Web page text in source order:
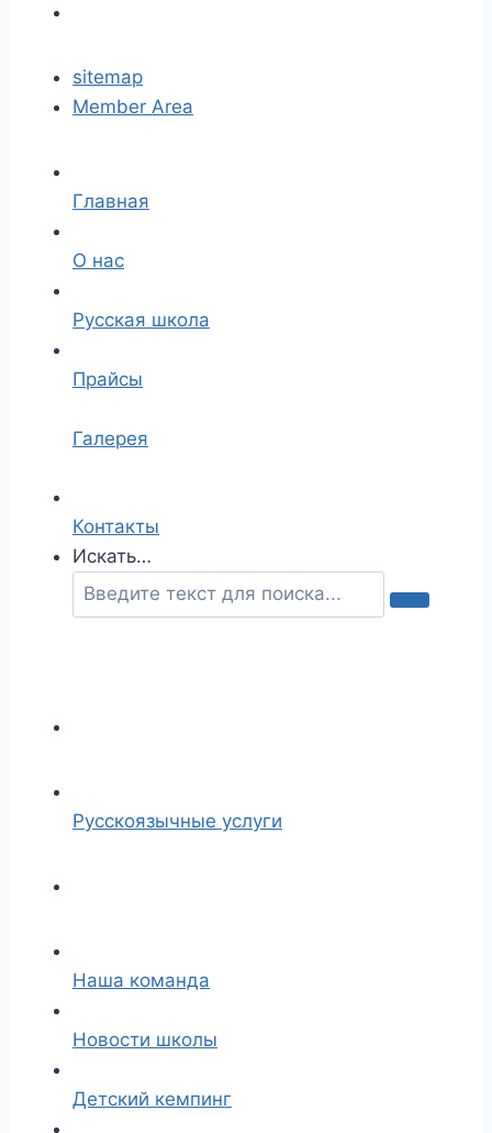
sitemap
Member Area
Главная
О нас
Русская школа
Прайсы
Галерея
Контакты
Искать…
Русскоязычные услуги
Наша команда
Новости школы
Детский кемпинг